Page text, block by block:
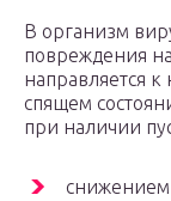
В организм
повреждения
направляется к
спящем
при наличии
снижением